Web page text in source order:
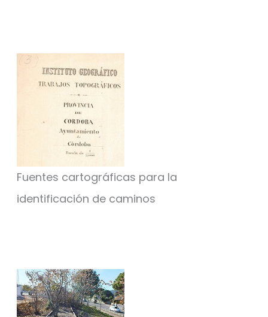
Fuentes cartográficas para la
identificación de caminos